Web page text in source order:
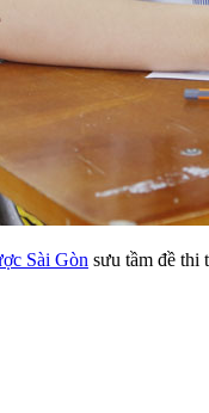
Sài Gòn sưu tầm đề thi